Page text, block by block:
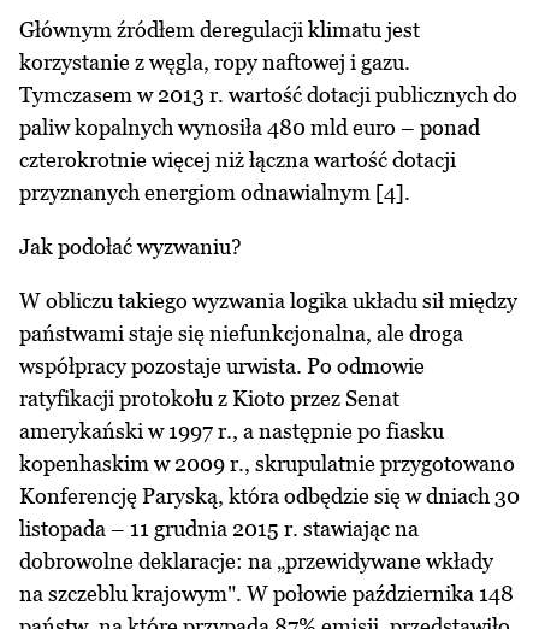
Głównym źródłem deregulacji klimatu jest
korzystanie z węgla, ropy naftowej i gazu.
Tymczasem w 2013 r. wartość dotacji publicznych do
paliw kopalnych wynosiła 480 mld euro – ponad
czterokrotnie więcej niż łączna wartość dotacji
przyznanych energiom odnawialnym [4].
Jak podołać wyzwaniu?
W obliczu takiego wyzwania logika układu sił między
państwami staje się niefunkcjonalna, ale droga
współpracy pozostaje urwista. Po odmowie
ratyfikacji protokołu z Kioto przez Senat
amerykański w 1997 r., a następnie po fiasku
kopenhaskim w 2009 r., skrupulatnie przygotowano
Konferencję Paryską, która odbędzie się w dniach 30
listopada – 11 grudnia 2015 r. stawiając na
dobrowolne deklaracje: na „przewidywane wkłady
na szczeblu krajowym". W połowie października 148